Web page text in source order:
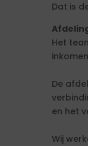
Dat is
Het
De
en het
Wij